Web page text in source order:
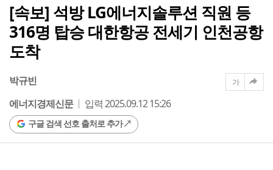
[속보] 석방 LG에너지솔루션 직원 등
316명 탑승 대한항공 전세기 인천공항
도착
박규빈
에너지경제신문
입력 2025.09.12 15:26
구글 검색 선호 출처로 추가
가